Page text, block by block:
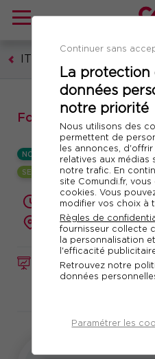
Continuer sans
La protection
données
notre priorité
Nous utilisons des
permettent de
les annonces,
relatives aux médias
notre trafic. En
site Comundi.fr,
cookies. Vous
modifier vos choix à
Règles de
fournisseur collecte
la personnalisation
l'efficacité
Retrouvez notre
données
Paramétrer les
IT - Technologies
FORMATION Réf.
Formation : IA
NOUVEAUTÉ
SESSION GARANTIE
2 jours (14 heures)
à distance